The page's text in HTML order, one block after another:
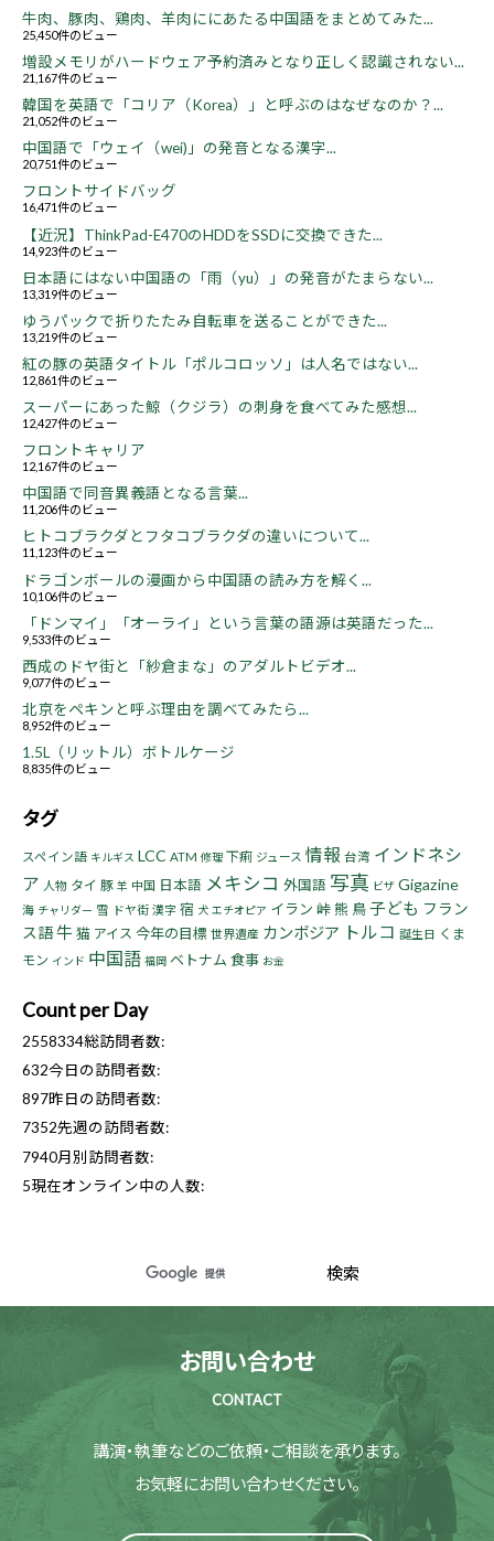
牛肉、豚肉、鶏肉、羊肉ににあたる中国語をまとめてみた...
25,450件のビュー
増設メモリがハードウェア予約済みとなり正しく認識されない...
21,167件のビュー
韓国を英語で「コリア（Korea）」と呼ぶのはなぜなのか？...
21,052件のビュー
中国語で「ウェイ（wei)」の発音となる漢字...
20,751件のビュー
フロントサイドバッグ
16,471件のビュー
【近況】ThinkPad-E470のHDDをSSDに交換できた...
14,923件のビュー
日本語にはない中国語の「雨（yu）」の発音がたまらない...
13,319件のビュー
ゆうパックで折りたたみ自転車を送ることができた...
13,219件のビュー
紅の豚の英語タイトル「ポルコロッソ」は人名ではない...
12,861件のビュー
スーパーにあった鯨（クジラ）の刺身を食べてみた感想...
12,427件のビュー
フロントキャリア
12,167件のビュー
中国語で同音異義語となる言葉...
11,206件のビュー
ヒトコブラクダとフタコブラクダの違いについて...
11,123件のビュー
ドラゴンボールの漫画から中国語の読み方を解く...
10,106件のビュー
「ドンマイ」「オーライ」という言葉の語源は英語だった...
9,533件のビュー
西成のドヤ街と「紗倉まな」のアダルトビデオ...
9,077件のビュー
北京をペキンと呼ぶ理由を調べてみたら...
8,952件のビュー
1.5L（リットル）ボトルケージ
8,835件のビュー
タグ
スペイン語 キルギス LCC ATM 修理 下痢 ジュース 情報 台湾 インドネシ
ア 人物 タイ 豚 羊 中国 日本語 メキシコ 外国語 写真 ビザ Gigazine
海 チャリダー 雪 ドヤ街 漢字 宿 犬 エチオピア イラン 峠熊 鳥子ども フラン
ス語牛猫 アイス 今年の目標 世界遺産 カンボジア トルコ 誕生日 くま
モン インド 中国語 福岡 ベトナム 食事 お金
Count per Day
2558334総訪問者数:
632今日の訪問者数:
897昨日の訪問者数:
7352先週の訪問者数:
7940月別訪問者数:
5現在オンライン中の人数:
お問い合わせ
CONTACT
講演・執筆などのご依頼・ご相談を承ります。
お気軽にお問い合わせください。